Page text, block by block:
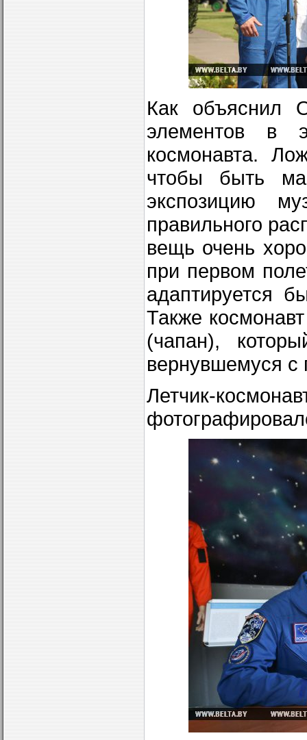
Как объяснил
элементов в
космонавта.
чтобы быть
экспозицию
правильного
вещь очень
при первом
адаптируется
Также
(чапан),
вернувшемуся с
Летчик-